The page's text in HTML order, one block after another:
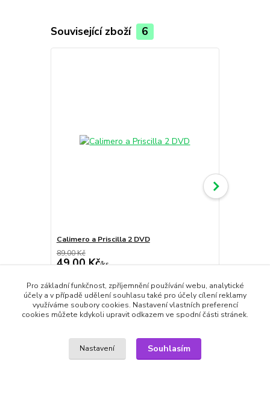
Související zboží 6
Calimero a Priscilla 2 DVD
89,00 Kč
49,00 Kč/ks
Přidat do košíku
49,00 Kč/
Zboží zařazeno v kategoriích
Pro základní funkčnost, zpříjemnění používání webu, analytické
účely a v případě udělení souhlasu také pro účely cílení reklamy
využíváme soubory cookies. Nastavení vlastních preferencí
cookies můžete kdykoli upravit odkazem ve spodní části stránek.
Nastavení Souhlasím